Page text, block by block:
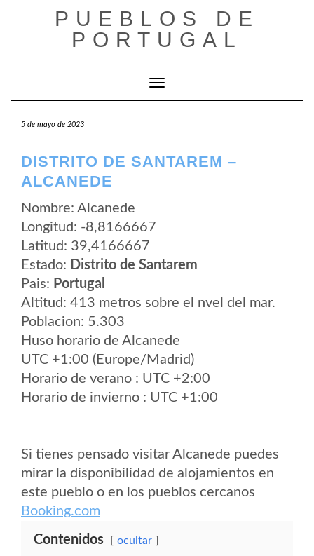
PUEBLOS DE
PORTUGAL
Cambiar modo de navegación
5 de mayo de 2023
DISTRITO DE SANTAREM –
ALCANEDE
Nombre: Alcanede
Longitud: -8,8166667
Latitud: 39,4166667
Estado: Distrito de Santarem
Pais: Portugal
Altitud: 413 metros sobre el nvel del mar.
Poblacion: 5.303
Huso horario de Alcanede
UTC +1:00 (Europe/Madrid)
Horario de verano : UTC +2:00
Horario de invierno : UTC +1:00
Si tienes pensado visitar Alcanede puedes
mirar la disponibilidad de alojamientos en
este pueblo o en los pueblos cercanos
Booking.com
Contenidos ocultar